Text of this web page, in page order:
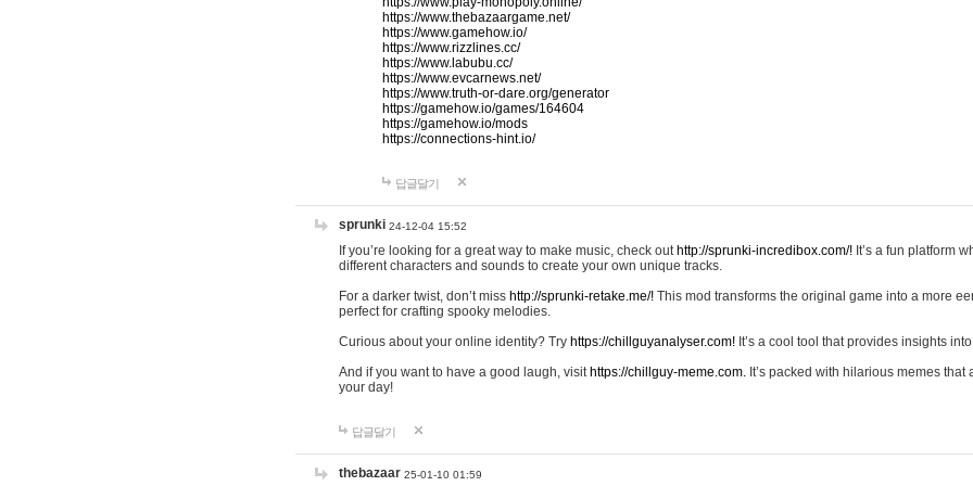
https://www.thebazaargame.net/
https://www.gamehow.io/
https://www.rizzlines.cc/
https://www.labubu.cc/
https://www.evcarnews.net/
https://www.truth-or-dare.org/generator
https://gamehow.io/games/164604
https://gamehow.io/mods
https://connections-hint.io/
답글달기
sprunki 24-12-04 15:52
If you’re looking for a great way to make music, check out http://sprunki-incredibox.com/! It’s a fun platform
different characters and sounds to create your own unique tracks.
For a darker twist, don’t miss http://sprunki-retake.me/! This mod transforms the original game into a more
perfect for crafting spooky melodies.
Curious about your online identity? Try https://chillguyanalyser.com! It’s a cool tool that provides insights
And if you want to have a good laugh, visit https://chillguy-meme.com. It’s packed with hilarious memes that
your day!
답글달기
thebazaar 25-01-10 01:59